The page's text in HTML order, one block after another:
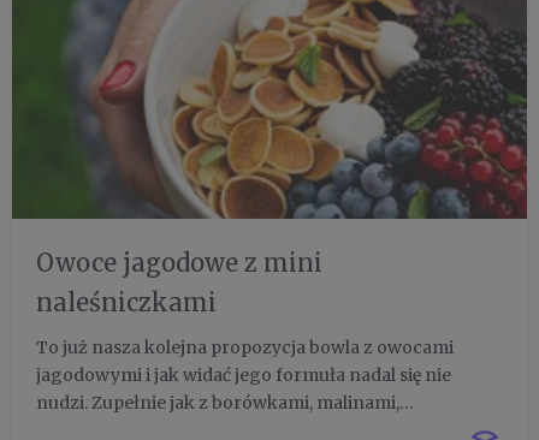
Owoce jagodowe z mini
naleśniczkami
To już nasza kolejna propozycja bowla z owocami
jagodowymi i jak widać jego formuła nadal się nie
nudzi. Zupełnie jak z borówkami, malinami,